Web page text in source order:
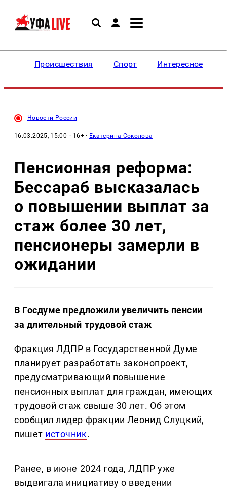
Происшествия Спорт Интересное
Новости России
16.03.2025, 15:00 · 16+ · Екатерина Соколова
Пенсионная реформа:
Бессараб высказалась
о повышении выплат за
стаж более 30 лет,
пенсионеры замерли в
ожидании
В Госдуме предложили увеличить пенсии
за длительный трудовой стаж
Фракция ЛДПР в Государственной Думе
планирует разработать законопроект,
предусматривающий повышение
пенсионных выплат для граждан, имеющих
трудовой стаж свыше 30 лет. Об этом
сообщил лидер фракции Леонид Слуцкий,
пишет источник.
Ранее, в июне 2024 года, ЛДПР уже
выдвигала инициативу о введении